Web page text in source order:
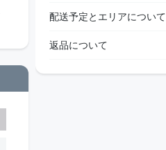
配送予定とエリアについて
返品について